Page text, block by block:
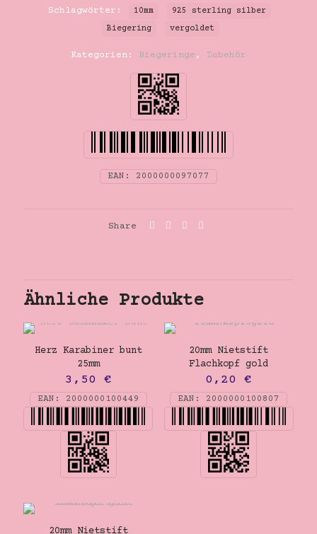
EAN: 2000000097077
Kategorien: Biegeringe , Zubehör
Schlagwörter: 10mm
925 sterling silber
Biegering
vergoldet
Share
Ähnliche Produkte
Herz Karabiner bunt
25mm
3,50 €
EAN: 2000000100449
20mm Nietstift
Flachkopf gold
0,20€
EAN: 2000000100807
20mm Nietstift